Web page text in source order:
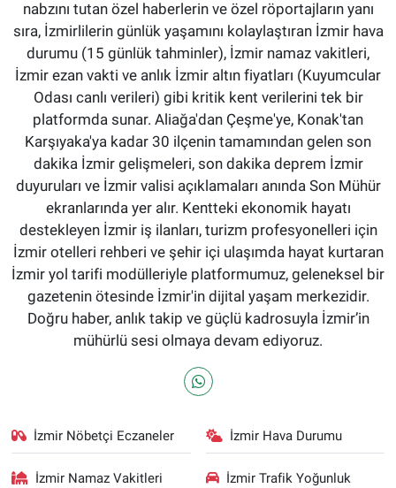
nabzını tutan özel haberlerin ve özel röportajların yanı
sıra, İzmirlilerin günlük yaşamını kolaylaştıran İzmir hava
durumu (15 günlük tahminler), İzmir namaz vakitleri,
İzmir ezan vakti ve anlık İzmir altın fiyatları (Kuyumcular
Odası canlı verileri) gibi kritik kent verilerini tek bir
platformda sunar. Aliağa'dan Çeşme'ye, Konak'tan
Karşıyaka'ya kadar 30 ilçenin tamamından gelen son
dakika İzmir gelişmeleri, son dakika deprem İzmir
duyuruları ve İzmir valisi açıklamaları anında Son Mühür
ekranlarında yer alır. Kentteki ekonomik hayatı
destekleyen İzmir iş ilanları, turizm profesyonelleri için
İzmir otelleri rehberi ve şehir içi ulaşımda hayat kurtaran
İzmir yol tarifi modülleriyle platformumuz, geleneksel bir
gazetenin ötesinde İzmir'in dijital yaşam merkezidir.
Doğru haber, anlık takip ve güçlü kadrosuyla İzmir’in
mühürlü sesi olmaya devam ediyoruz.
İzmir Nöbetçi Eczaneler İzmir Hava Durumu
İzmir Namaz Vakitleri
İzmir Trafik Yoğunluk